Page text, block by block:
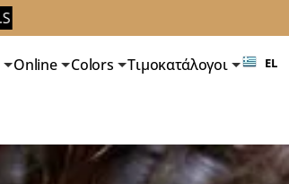
Online Colors Τιμοκατάλογοι EL